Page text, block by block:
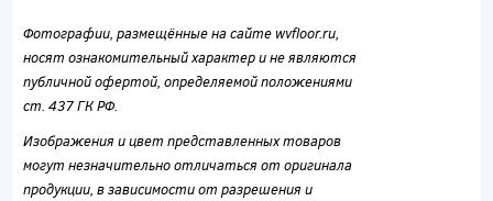
Фотографии, размещённые на сайте wvfloor.ru,
носят ознакомительный характер и не являются
публичной офертой, определяемой положениями
ст. 437 ГК РФ.
Изображения и цвет представленных товаров
могут незначительно отличаться от оригинала
продукции, в зависимости от разрешения и